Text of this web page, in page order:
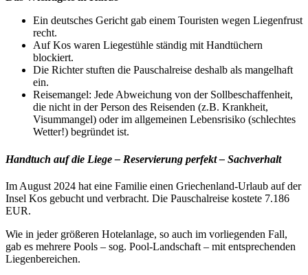
Ein deutsches Gericht gab einem Touristen wegen Liegenfrust
recht.
Auf Kos waren Liegestühle ständig mit Handtüchern
blockiert.
Die Richter stuften die Pauschalreise deshalb als mangelhaft
ein.
Reisemangel: Jede Abweichung von der Sollbeschaffenheit,
die nicht in der Person des Reisenden (z.B. Krankheit,
Visummangel) oder im allgemeinen Lebensrisiko (schlechtes
Wetter!) begründet ist.
Handtuch auf die Liege – Reservierung perfekt – Sachverhalt
Im August 2024 hat eine Familie einen Griechenland-Urlaub auf der
Insel Kos gebucht und verbracht. Die Pauschalreise kostete 7.186
EUR.
Wie in jeder größeren Hotelanlage, so auch im vorliegenden Fall,
gab es mehrere Pools – sog. Pool-Landschaft – mit entsprechenden
Liegenbereichen.